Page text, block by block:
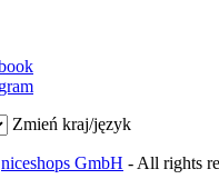
Zmień kraj/język
niceshops GmbH - All rights